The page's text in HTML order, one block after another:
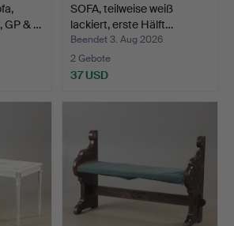
GP & …
SOFA, teilweise weiß
lackiert, erste Hälft…
Beendet 3. Aug 2026
2 Gebote
37 USD